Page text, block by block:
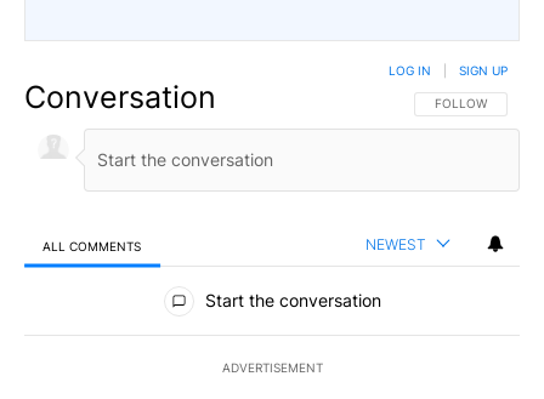
Conversation FOLLOW THIS
FOLLOW
LOG IN SIGN UP
ALL COMMENTS NEWEST
All Comments
Start the conversation
ADVERTISEMENT